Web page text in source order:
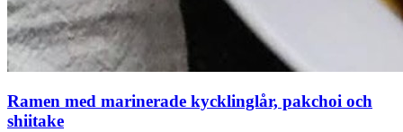
Ramen med marinerade kycklinglår, pakchoi och
shiitake